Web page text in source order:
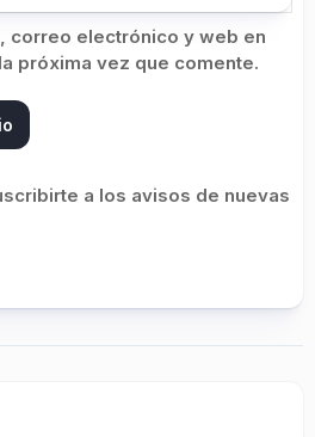
correo electrónico y web en
próxima vez que comente.
a los avisos de nuevas